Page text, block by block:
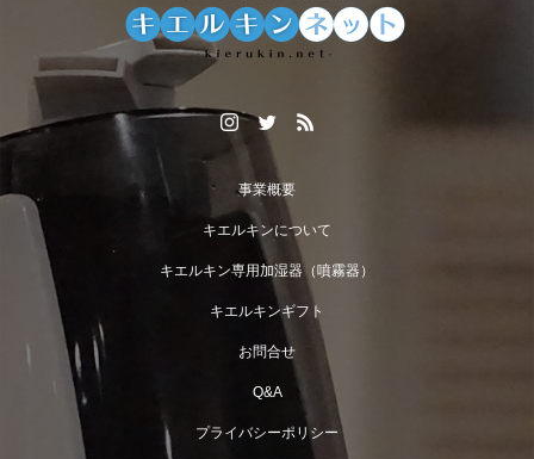
スプレーボトルが入荷致しました。
事業概要
キエルキンについて
キエルキン専用加湿器（噴霧器）
キエルキンギフト
お問合せ
Q&A
プライバシーポリシー